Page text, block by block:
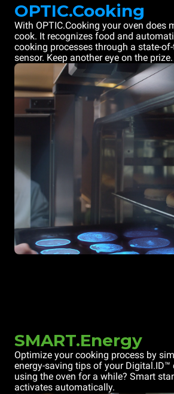
OPTIC.Cooking
With OPTIC.Cooking your oven does
cook. It recognizes food and
cooking processes through a state-
sensor. Keep another eye on the prize.
SMART.Energy
Optimize your cooking process by
energy-saving tips of your Digital.ID™
using the oven for a while? Smart
activates automatically.